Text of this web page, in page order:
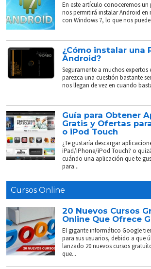
En este artículo conoceremos
nos permitirá instalar Android
con Windows 7, lo que nos puede
¿Cómo instalar una
Android?
Seguramente a muchos expertos
parezca una cuestión bastante
nos llegan de vez en cuando
Guía para Obtener
Gratis y Ofertas
o iPod Touch
¿Te gustaría descargar
iPad/iPhone/iPod Touch? o
cuándo una aplicación que te
para...
Cursos Online
20 Nuevos Cursos
Online Que Ofrece
El gigante informático Google
para sus usuarios, debido a que
lanzado 20 nuevos cursos
que...